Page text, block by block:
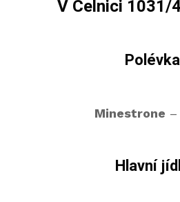
V Celnici 1031/
Minestrone –
Hlavní